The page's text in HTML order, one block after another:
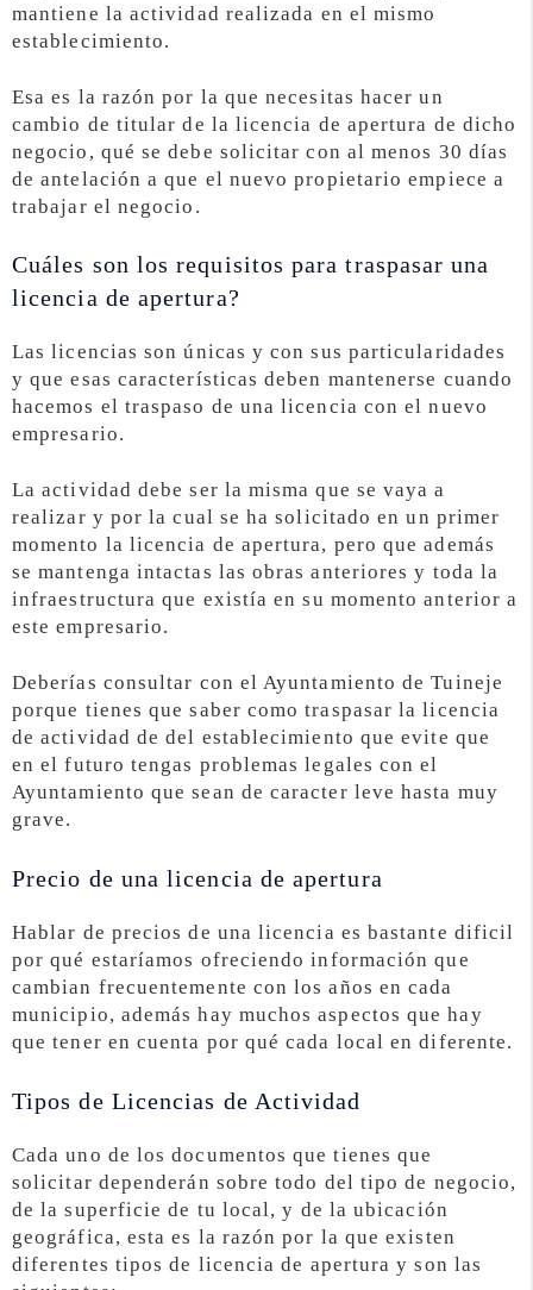
mantiene la actividad realizada en el mismo
establecimiento.
Esa es la razón por la que necesitas hacer un
cambio de titular de la licencia de apertura de dicho
negocio, qué se debe solicitar con al menos 30 días
de antelación a que el nuevo propietario empiece a
trabajar el negocio.
Cuáles son los requisitos para traspasar una
licencia de apertura?
Las licencias son únicas y con sus particularidades
y que esas características deben mantenerse cuando
hacemos el traspaso de una licencia con el nuevo
empresario.
La actividad debe ser la misma que se vaya a
realizar y por la cual se ha solicitado en un primer
momento la licencia de apertura, pero que además
se mantenga intactas las obras anteriores y toda la
infraestructura que existía en su momento anterior a
este empresario.
Deberías consultar con el Ayuntamiento de Tuineje
porque tienes que saber como traspasar la licencia
de actividad de del establecimiento que evite que
en el futuro tengas problemas legales con el
Ayuntamiento que sean de caracter leve hasta muy
grave.
Precio de una licencia de apertura
Hablar de precios de una licencia es bastante dificil
por qué estaríamos ofreciendo información que
cambian frecuentemente con los años en cada
municipio, además hay muchos aspectos que hay
que tener en cuenta por qué cada local en diferente.
Tipos de Licencias de Actividad
Cada uno de los documentos que tienes que
solicitar dependerán sobre todo del tipo de negocio,
de la superficie de tu local, y de la ubicación
geográfica, esta es la razón por la que existen
diferentes tipos de licencia de apertura y son las